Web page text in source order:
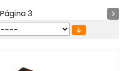
Página 3